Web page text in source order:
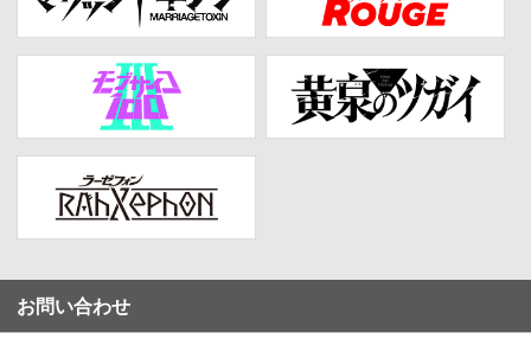
お問い合わせ